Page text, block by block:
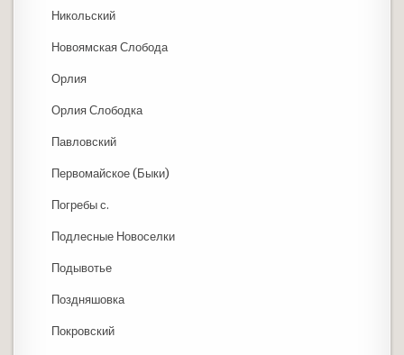
Никольский
Новоямская Слобода
Орлия
Орлия Слободка
Павловский
Первомайское (Быки)
Погребы с.
Подлесные Новоселки
Подывотье
Поздняшовка
Покровский